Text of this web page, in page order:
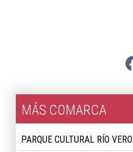
MÁS COMARCA
PARQUE CULTURAL RÍO VERO